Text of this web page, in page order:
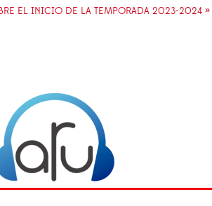
EL INICIO DE LA TEMPORADA 2023-2024 »